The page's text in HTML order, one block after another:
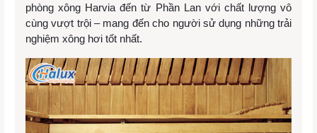
phòng xông Harvia đến từ Phần Lan với chất lượng vô
cùng vượt trội – mang đến cho người sử dụng những trải
nghiệm xông hơi tốt nhất.